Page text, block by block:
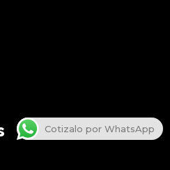
Cotizalo por WhatsApp